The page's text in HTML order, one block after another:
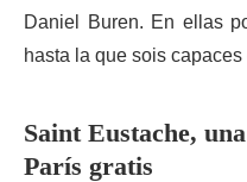
Daniel Buren. En ellas
hasta la que sois capaces
Saint Eustache,
París gratis